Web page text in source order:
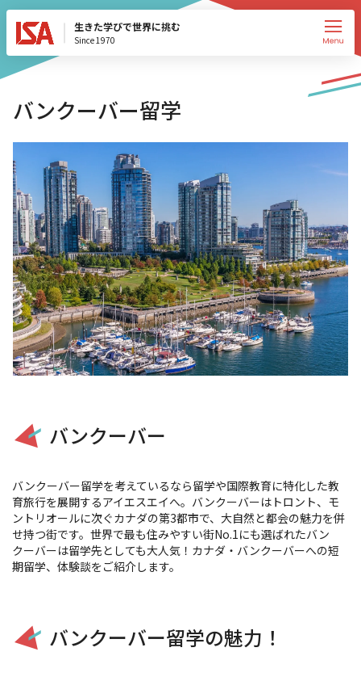
生きた学びで世界に挑む
Since 1970
バンクーバー留学
バンクーバー
バンクーバー留学を考えているなら留学や国際教育に特化した教
育旅行を展開するアイエスエイへ。バンクーバーはトロント、モ
ントリオールに次ぐカナダの第3都市で、大自然と都会の魅力を併
せ持つ街です。世界で最も住みやすい街No.1にも選ばれたバン
クーバーは留学先としても大人気！カナダ・バンクーバーへの短
期留学、体験談をご紹介します。
バンクーバー留学の魅力！